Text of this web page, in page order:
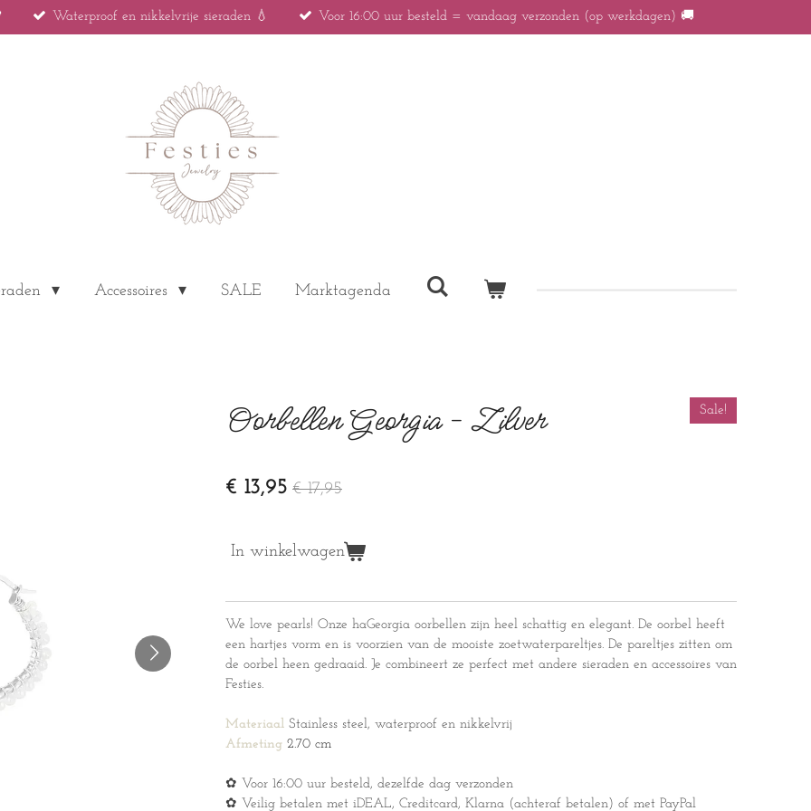
Waterproof en nikkelvrije sieraden 💧 Voor 16:00 uur besteld = vandaag verzonden (op werkdagen) 🚚
Accessoires SALE Marktagenda
Oorbellen Georgia - Zilver Sale!
€ 13,95 € 17,95
In winkelwagen
We love pearls! Onze haGeorgia oorbellen zijn heel schattig en elegant. De oorbel heeft
een hartjes vorm en is voorzien van de mooiste zoetwaterpareltjes. De pareltjes zitten om
de oorbel heen gedraaid. Je combineert ze perfect met andere sieraden en accessoires van
Festies.
Materiaal Stainless steel, waterproof en nikkelvrij
Afmeting 2.70 cm
✿ Voor 16:00 uur besteld, dezelfde dag verzonden
✿ Veilig betalen met iDEAL, Creditcard, Klarna (achteraf betalen) of met PayPal